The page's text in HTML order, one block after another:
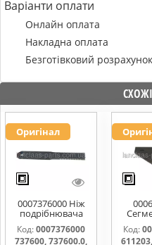
Варіанти оплати
Онлайн оплата
Накладна оплата
Безготівковий розрахунок
Оригінал
0007376000 Ніж
подрібнювача
соломи,рухомий
737600, 737600.0,
Код:0007376000
737600, 737600.0,
Код: